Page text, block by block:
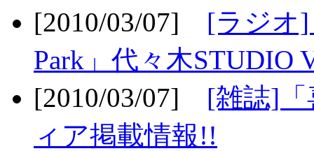
[2010/03/07] [ラジオ]
Park」代々木STUDIO
[2010/03/07] [雑誌]「
ィア掲載情報!!